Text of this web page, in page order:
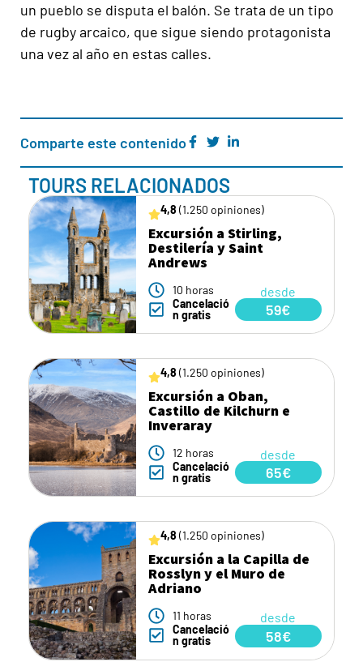
un pueblo se disputa el balón. Se trata de un tipo
de rugby arcaico, que sigue siendo protagonista
una vez al año en estas calles.
Comparte este contenido
TOURS RELACIONADOS
4,8 (1.250 opiniones)
Excursión a Stirling,
Destilería y Saint
Andrews
10 horas
Cancelació
n gratis
desde
59€
4,8 (1.250 opiniones)
Excursión a Oban,
Castillo de Kilchurn e
Inveraray
12 horas
Cancelació
n gratis
desde
65€
4,8 (1.250 opiniones)
Excursión a la Capilla de
Rosslyn y el Muro de
Adriano
11 horas
Cancelació
n gratis
desde
58€